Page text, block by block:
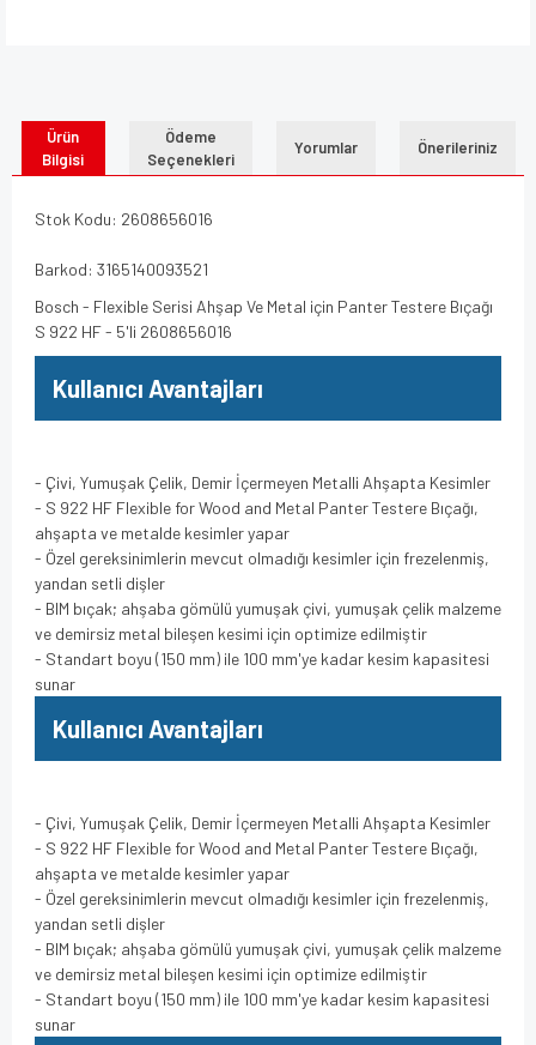
Ürün
Bilgisi
Ödeme
Seçenekleri
Yorumlar Önerileriniz
Stok Kodu: 2608656016
Barkod: 3165140093521
Bosch - Flexible Serisi Ahşap Ve Metal için Panter Testere Bıçağı
S 922 HF - 5'li 2608656016
Kullanıcı Avantajları
- Çivi, Yumuşak Çelik, Demir İçermeyen Metalli Ahşapta Kesimler
- S 922 HF Flexible for Wood and Metal Panter Testere Bıçağı,
ahşapta ve metalde kesimler yapar
- Özel gereksinimlerin mevcut olmadığı kesimler için frezelenmiş,
yandan setli dişler
- BIM bıçak; ahşaba gömülü yumuşak çivi, yumuşak çelik malzeme
ve demirsiz metal bileşen kesimi için optimize edilmiştir
- Standart boyu (150 mm) ile 100 mm'ye kadar kesim kapasitesi
sunar
Kullanıcı Avantajları
- Çivi, Yumuşak Çelik, Demir İçermeyen Metalli Ahşapta Kesimler
- S 922 HF Flexible for Wood and Metal Panter Testere Bıçağı,
ahşapta ve metalde kesimler yapar
- Özel gereksinimlerin mevcut olmadığı kesimler için frezelenmiş,
yandan setli dişler
- BIM bıçak; ahşaba gömülü yumuşak çivi, yumuşak çelik malzeme
ve demirsiz metal bileşen kesimi için optimize edilmiştir
- Standart boyu (150 mm) ile 100 mm'ye kadar kesim kapasitesi
sunar